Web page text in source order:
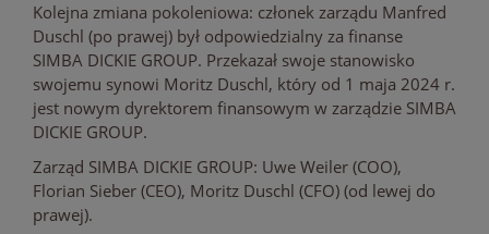
Kolejna zmiana pokoleniowa: członek zarządu Manfred
Duschl (po prawej) był odpowiedzialny za finanse
SIMBA DICKIE GROUP. Przekazał swoje stanowisko
swojemu synowi Moritz Duschl, który od 1 maja 2024 r.
jest nowym dyrektorem finansowym w zarządzie SIMBA
DICKIE GROUP.
Zarząd SIMBA DICKIE GROUP: Uwe Weiler (COO),
Florian Sieber (CEO), Moritz Duschl (CFO) (od lewej do
prawej).